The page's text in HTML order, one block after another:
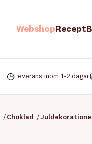
Webshop Recept
Leverans inom 1-2 dagar
/ Choklad /